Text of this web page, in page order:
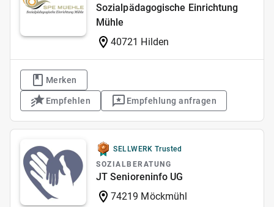
Sozialpädagogische Einrichtung
Mühle
40721 Hilden
Merken
Empfehlen Empfehlung anfragen
SELLWERK Trusted
SOZIALBERATUNG
JT Senioreninfo UG
74219 Möckmühl